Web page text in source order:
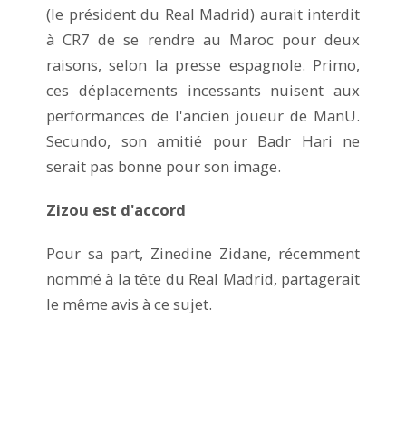
(le président du Real Madrid) aurait interdit
à CR7 de se rendre au Maroc pour deux
raisons, selon la presse espagnole. Primo,
ces déplacements incessants nuisent aux
performances de l'ancien joueur de ManU.
Secundo, son amitié pour Badr Hari ne
serait pas bonne pour son image.
Zizou est d'accord
Pour sa part, Zinedine Zidane, récemment
nommé à la tête du Real Madrid, partagerait
le même avis à ce sujet.